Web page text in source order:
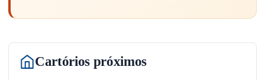
Cartórios próximos